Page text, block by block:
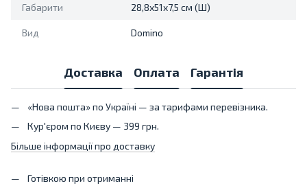
Габарити 28,8x51x7,5 см (Ш)
Вид Domino
Доставка Оплата Гарантія
«Нова пошта» по Україні — за тарифами перевізника.
Кур'єром по Києву — 399 грн.
Більше інформації про доставку
Готівкою при отриманні